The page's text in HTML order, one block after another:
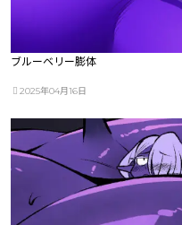
ブルーベリー膨体
2025年04月16日